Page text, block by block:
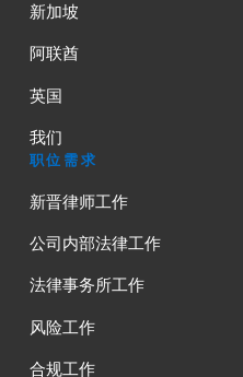
新加坡
阿联酋
英国
我们
职位需求
新晋律师工作
公司内部法律工作
法律事务所工作
风险工作
合规工作